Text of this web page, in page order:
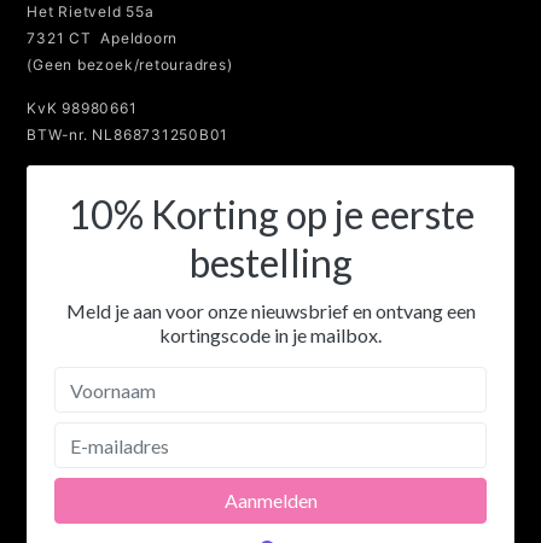
Het Rietveld 55a
7321 CT Apeldoorn
(Geen bezoek/retouradres)
KvK 98980661
BTW-nr. NL868731250B01
10% Korting op je eerste
bestelling
Meld je aan voor onze nieuwsbrief en ontvang een
kortingscode in je mailbox.